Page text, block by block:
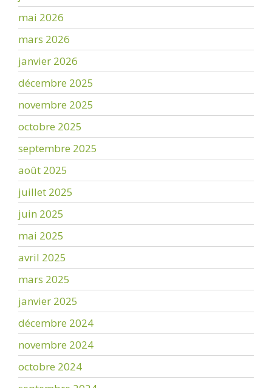
mai 2026
mars 2026
janvier 2026
décembre 2025
novembre 2025
octobre 2025
septembre 2025
août 2025
juillet 2025
juin 2025
mai 2025
avril 2025
mars 2025
janvier 2025
décembre 2024
novembre 2024
octobre 2024